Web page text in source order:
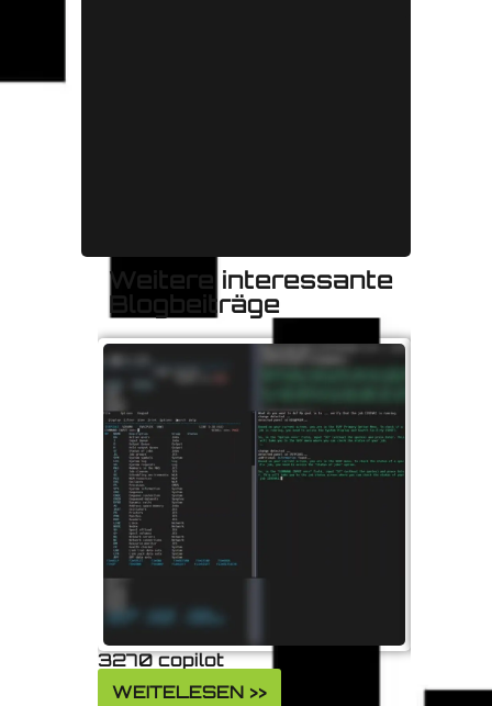
Weitere interessante
Blogbeiträge
3270 copilot
WEITELESEN >>